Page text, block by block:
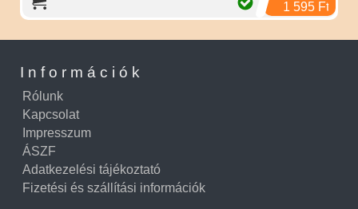
1 595 Ft
Információk
Rólunk
Kapcsolat
Impresszum
ÁSZF
Adatkezelési tájékoztató
Fizetési és szállítási információk